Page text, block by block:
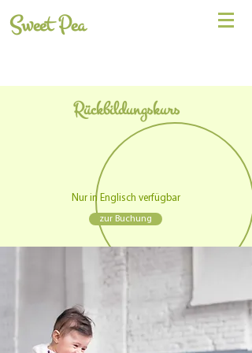
Sweet Pea
Rückbildungskurs
Nur in Englisch verfügbar
zur Buchung